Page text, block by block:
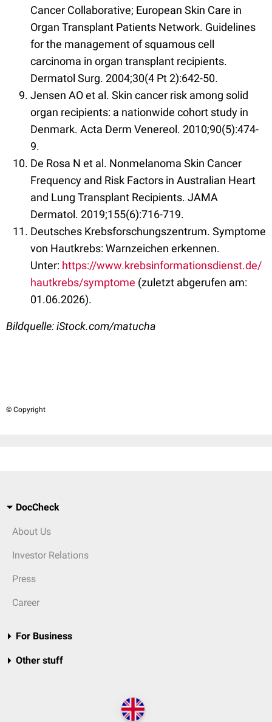
Cancer Collaborative; European Skin Care in
Organ Transplant Patients Network. Guidelines
for the management of squamous cell
carcinoma in organ transplant recipients.
Dermatol Surg. 2004;30(4 Pt 2):642-50.
Jensen AO et al. Skin cancer risk among solid
organ recipients: a nationwide cohort study in
Denmark. Acta Derm Venereol. 2010;90(5):474-
9.
De Rosa N et al. Nonmelanoma Skin Cancer
Frequency and Risk Factors in Australian Heart
and Lung Transplant Recipients. JAMA
Dermatol. 2019;155(6):716-719.
Deutsches Krebsforschungszentrum. Symptome
von Hautkrebs: Warnzeichen erkennen.
Unter: https://www.krebsinformationsdienst.de/
hautkrebs/symptome (zuletzt abgerufen am:
01.06.2026).
Bildquelle: iStock.com/matucha
© Copyright
DocCheck
About Us
Investor Relations
Press
Career
For Business
Other stuff